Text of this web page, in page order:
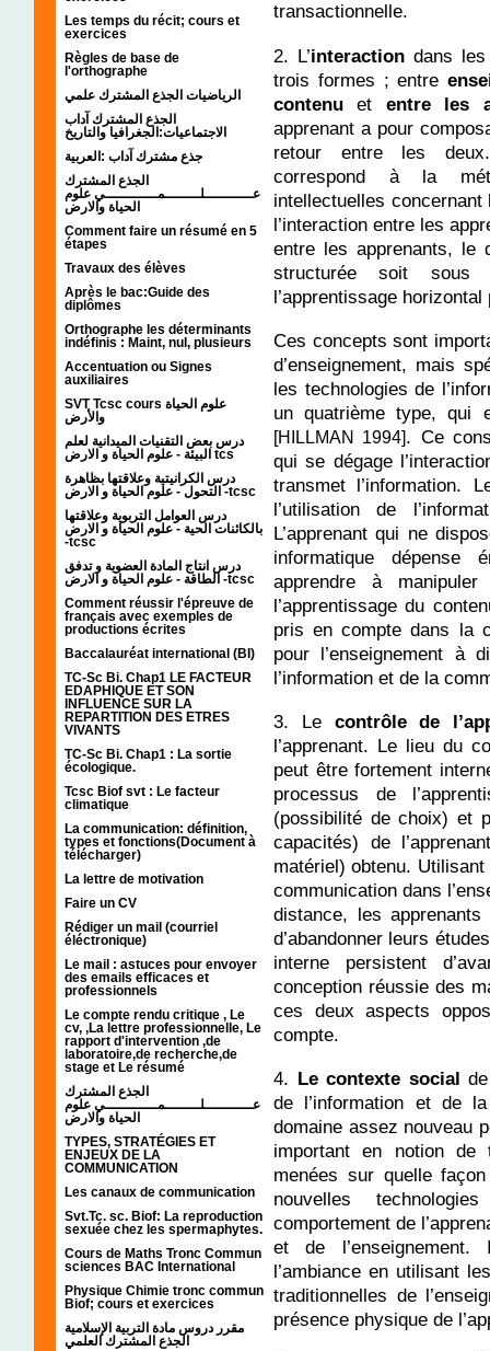
Les temps du récit; cours et
exercices
Règles de base de
l'orthographe
الرياضيات الجذع المشترك علمي
الجذع المشترك آداب
الاجتماعيات:الجغرافيا والتاريخ
جذع مشترك آداب :العربية
الجذع المشترك
عـــــــــــلــــــــمــــــــــــي علوم
الحياة والارض
Comment faire un résumé en 5
étapes
Travaux des élèves
Après le bac:Guide des
diplômes
Orthographe les déterminants
indéfinis : Maint, nul, plusieurs
Accentuation ou Signes
auxiliaires
SVT Tcsc cours علوم الحياة
والأرض
درس بعض التقنيات الميدانية لعلم
البيئة - علوم الحياة و الارض tcs
درس الكرانيتية وعلاقتها بظاهرة
التحول - علوم الحياة و الارض -tcsc
درس العوامل التربوية وعلاقتها
بالكائنات الحية - علوم الحياة و الارض
-tcsc
درس انتاج المادة العضوية و تدفق
الطاقة - علوم الحياة و الارض -tcsc
Comment réussir l'épreuve de
français avec exemples de
productions écrites
Baccalauréat international (BI)
TC-Sc Bi. Chap1 LE FACTEUR
EDAPHIQUE ET SON
INFLUENCE SUR LA
REPARTITION DES ETRES
VIVANTS
TC-Sc Bi. Chap1 : La sortie
écologique.
Tcsc Biof svt : Le facteur
climatique
La communication: définition,
types et fonctions(Document à
télécharger)
La lettre de motivation
Faire un CV
Rédiger un mail (courriel
éléctronique)
Le mail : astuces pour envoyer
des emails efficaces et
professionnels
Le compte rendu critique , Le
cv, ,La lettre professionnelle, Le
rapport d'intervention ,de
laboratoire,de recherche,de
stage et Le résumé
الجذع المشترك
عـــــــــــلــــــــمــــــــــــي علوم
الحياة والارض
TYPES, STRATÉGIES ET
ENJEUX DE LA
COMMUNICATION
Les canaux de communication
Svt.Tc. sc. Biof: La reproduction
sexuée chez les spermaphytes.
Cours de Maths Tronc Commun
sciences BAC International
Physique Chimie tronc commun
Biof; cours et exercices
مقرر دروس مادة التربية الإسلامية
الجذع المشترك العلمي
transactionnelle.
2. L’interaction dans les
trois formes ; entre
contenuet entre
les
apprenant a pour
retour entre les
correspond à la
intellectuelles
l’interaction entre les
entre les apprenants, le
structurée soit sous
l’apprentissage
Ces concepts sont
d’enseignement, mais
les technologies de
un quatrième type, qui
[HILLMAN 1994]. Ce
qui se dégage
transmet l’information.
l’utilisation de
L’apprenant qui ne
informatique dépense
apprendre à
l’apprentissage du
pris en compte dans la
pour l’enseignement à
l’information et de la
3. Lecontrôle de
l’apprenant. Le lieu du
peut être fortement
processus de
(possibilité de choix) et
capacités) de
matériel) obtenu.
communication dans
distance, les
d’abandonner leurs
interne persistent
conception réussie des
ces deux aspects
compte.
4. Le contexte social
de l’information et de
domaine assez nouveau
important en notion
menées sur quelle
nouvelles
comportement de
et de l’enseignement.
l’ambiance en utilisant
traditionnelles de
présence physique de